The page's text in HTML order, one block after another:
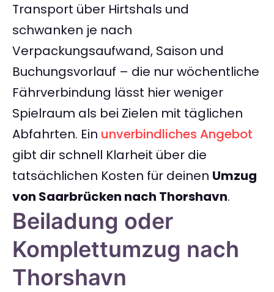
Transport über Hirtshals und
schwanken je nach
Verpackungsaufwand, Saison und
Buchungsvorlauf – die nur wöchentliche
Fährverbindung lässt hier weniger
Spielraum als bei Zielen mit täglichen
Abfahrten. Ein unverbindliches Angebot
gibt dir schnell Klarheit über die
tatsächlichen Kosten für deinen Umzug
von Saarbrücken nach Thorshavn.
Beiladung oder
Komplettumzug nach
Thorshavn